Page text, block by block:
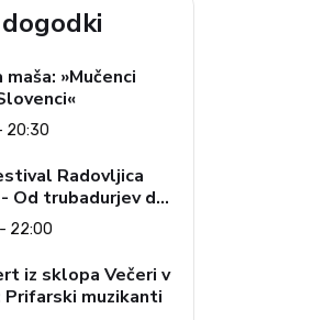
»Mučenci
20:30
Radovljica
Od trubadurjev do
22:00
iz sklopa Večeri v
Prifarski muzikanti